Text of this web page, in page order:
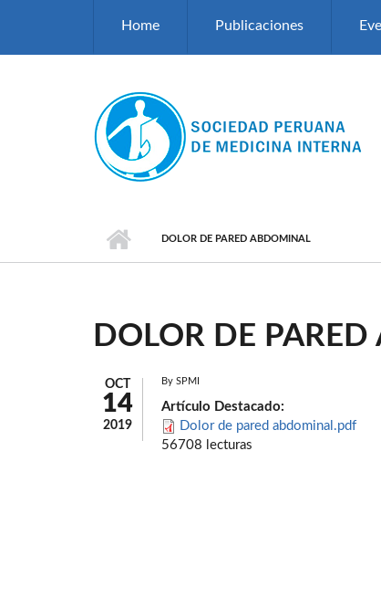
Home Publicaciones
DOLOR DE PARED ABDOMINAL
DOLOR DE
OCT
14
2019
By SPMI
Artículo Destacado:
Dolor de pared abdominal.pdf
56708 lecturas